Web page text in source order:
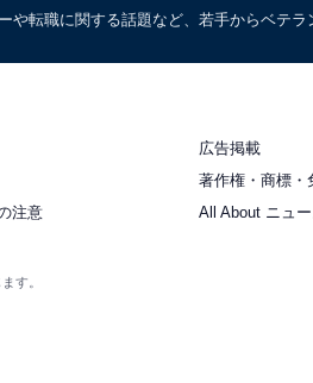
転職に関する話題など、若手からベテ
広告掲載
著作権・商標・
注意
All About ニュ
す。